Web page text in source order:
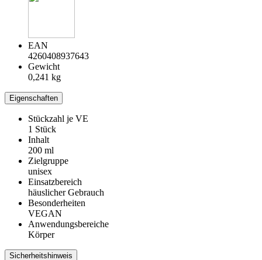
EAN
4260408937643
Gewicht
0,241 kg
Eigenschaften
Stückzahl je VE
1 Stück
Inhalt
200 ml
Zielgruppe
unisex
Einsatzbereich
häuslicher Gebrauch
Besonderheiten
VEGAN
Anwendungsbereiche
Körper
Sicherheitshinweis